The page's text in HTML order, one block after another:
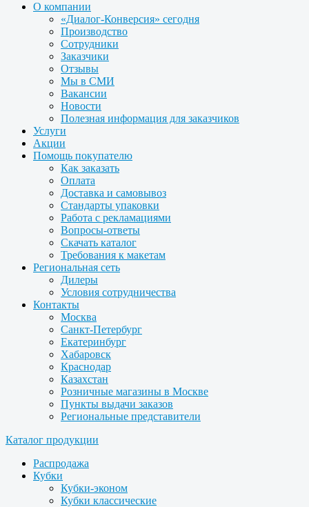
О компании
«Диалог-Конверсия» сегодня
Производство
Сотрудники
Заказчики
Отзывы
Мы в СМИ
Вакансии
Новости
Полезная информация для заказчиков
Услуги
Акции
Помощь покупателю
Как заказать
Оплата
Доставка и самовывоз
Стандарты упаковки
Работа с рекламациями
Вопросы-ответы
Скачать каталог
Требования к макетам
Региональная сеть
Дилеры
Условия сотрудничества
Контакты
Москва
Санкт-Петербург
Екатеринбург
Хабаровск
Краснодар
Казахстан
Розничные магазины в Москве
Пункты выдачи заказов
Региональные представители
Каталог продукции
Распродажа
Кубки
Кубки-эконом
Кубки классические